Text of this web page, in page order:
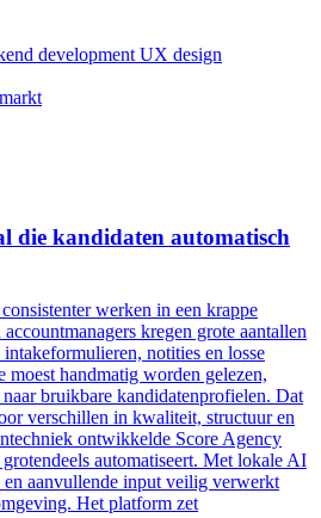
development UX design
die kandidaten automatisch
werken in een krappe
kregen grote aantallen
notities en losse
handmatig worden gelezen,
bruikbare kandidatenprofielen. Dat
verschillen in kwaliteit, structuur en
ontwikkelde Score Agency
automatiseert. Met lokale AI
aanvullende input veilig verwerkt
Het platform zet